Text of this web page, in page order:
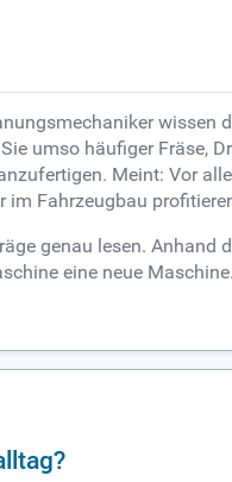
wissen
umso häufiger Fräse,
Meint: Vor
Fahrzeugbau
genau lesen. Anhand
eine neue